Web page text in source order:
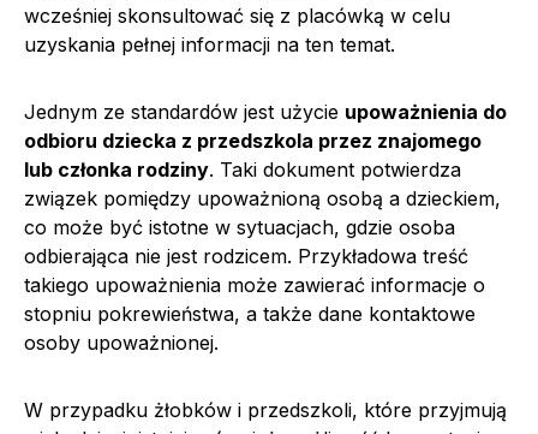
wcześniej skonsultować się z placówką w celu
uzyskania pełnej informacji na ten temat.
Jednym ze standardów jest użycie upoważnienia do
odbioru dziecka z przedszkola przez znajomego
lub członka rodziny. Taki dokument potwierdza
związek pomiędzy upoważnioną osobą a dzieckiem,
co może być istotne w sytuacjach, gdzie osoba
odbierająca nie jest rodzicem. Przykładowa treść
takiego upoważnienia może zawierać informacje o
stopniu pokrewieństwa, a także dane kontaktowe
osoby upoważnionej.
W przypadku żłobków i przedszkoli, które przyjmują